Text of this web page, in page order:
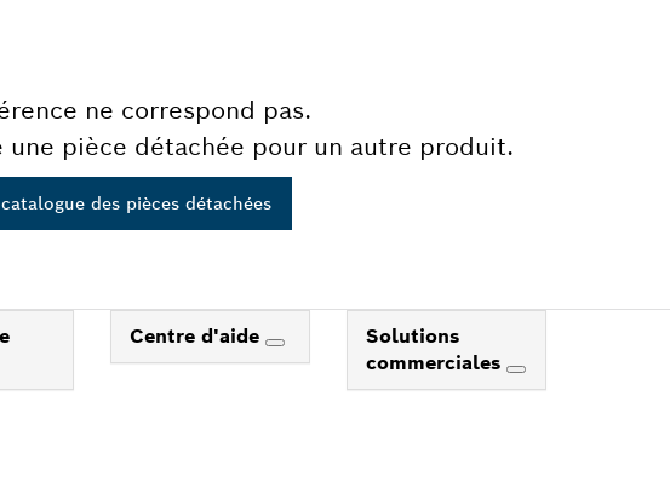
ne correspond pas.
une pièce détachée pour un autre produit.
des pièces détachées
Centre d'aide
Solutions
commerciales